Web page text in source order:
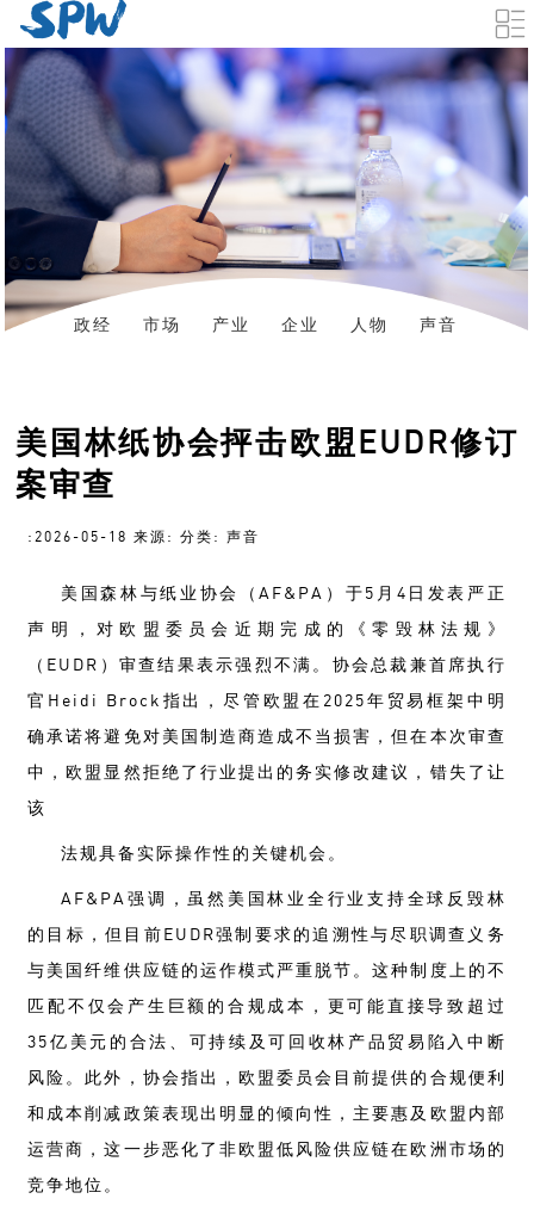
政经 市场 产业 企业 人物 声音
美国林纸协会抨击欧盟EUDR修订
案审查
:2026-05-18 来源: 分类: 声音
美国森林与纸业协会（AF&PA）于5月4日发表严正
声明，对欧盟委员会近期完成的《零毁林法规》
（EUDR）审查结果表示强烈不满。协会总裁兼首席执行
官Heidi Brock指出，尽管欧盟在2025年贸易框架中明
确承诺将避免对美国制造商造成不当损害，但在本次审查
中，欧盟显然拒绝了行业提出的务实修改建议，错失了让
该
法规具备实际操作性的关键机会。
AF&PA强调，虽然美国林业全行业支持全球反毁林
的目标，但目前EUDR强制要求的追溯性与尽职调查义务
与美国纤维供应链的运作模式严重脱节。这种制度上的不
匹配不仅会产生巨额的合规成本，更可能直接导致超过
35亿美元的合法、可持续及可回收林产品贸易陷入中断
风险。此外，协会指出，欧盟委员会目前提供的合规便利
和成本削减政策表现出明显的倾向性，主要惠及欧盟内部
运营商，这一步恶化了非欧盟低风险供应链在欧洲市场的
竞争地位。